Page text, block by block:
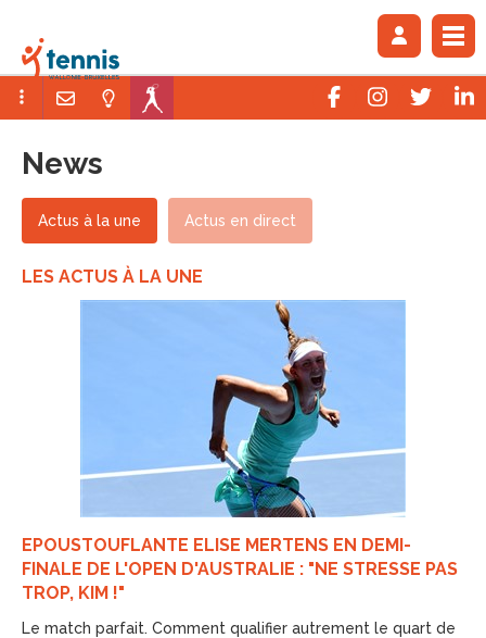
News
Actus à la une Actus en direct
LES ACTUS À LA UNE
EPOUSTOUFLANTE ELISE MERTENS EN DEMI-
FINALE DE L'OPEN D'AUSTRALIE : "NE STRESSE PAS
TROP, KIM !"
Le match parfait. Comment qualifier autrement le quart de